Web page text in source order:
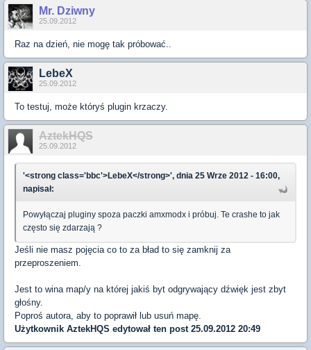
Mr. Dziwny
25.09.2012
Raz na dzień, nie mogę tak próbować..
LebeX
25.09.2012
To testuj, może któryś plugin krzaczy.
AztekHQS
25.09.2012
'<strong class='bbc'>LebeX</strong>', dnia 25 Wrze 2012 - 16:00,
napisał:
Powyłączaj pluginy spoza paczki amxmodx i próbuj. Te crashe to jak
często się zdarzają ?
Jeśli nie masz pojęcia co to za bład to się zamknij za
przeproszeniem.
Jest to wina map/y na której jakiś byt odgrywający dźwięk jest zbyt
głośny.
Poproś autora, aby to poprawił lub usuń mapę.
Użytkownik AztekHQS edytował ten post 25.09.2012 20:49